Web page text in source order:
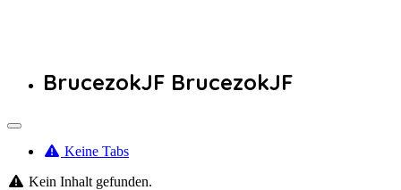
BrucezokJF BrucezokJF
Keine Tabs
Kein Inhalt gefunden.